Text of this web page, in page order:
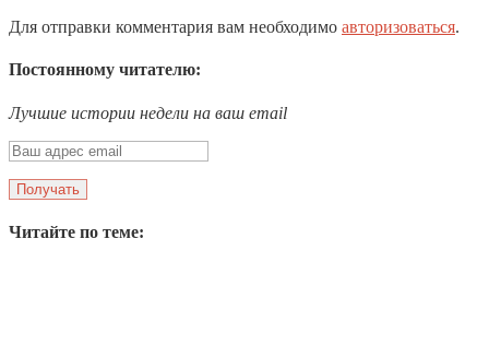
Для отправки комментария вам необходимо авторизоваться.
Постоянному читателю:
Лучшие истории недели на ваш email
Читайте по теме: